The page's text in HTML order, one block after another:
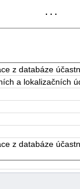
. . .
z databáze
a lokalizačních
z databáze